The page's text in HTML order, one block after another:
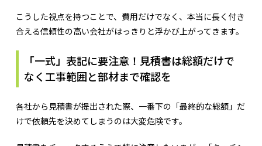
こうした視点を持つことで、費用だけでなく、本当に長く付き
合える信頼性の高い会社がはっきりと浮かび上がってきます。
「一式」表記に要注意！見積書は総額だけで
なく工事範囲と部材まで確認を
各社から見積書が提出された際、一番下の「最終的な総額」だ
けで依頼先を決めてしまうのは大変危険です。